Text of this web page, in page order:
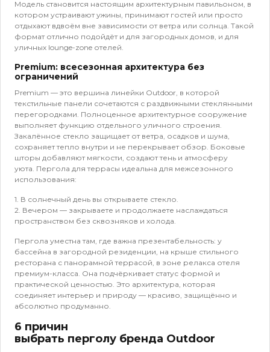
Модель становится настоящим архитектурным павильоном, в
котором устраивают ужины, принимают гостей или просто
отдыхают вдвоём вне зависимости от ветра или солнца. Такой
формат отлично подойдёт и для загородных домов, и для
уличных lounge-zone отелей.
Premium: всесезонная архитектура без
ограничений
Premium — это вершина линейки Outdoor, в которой
текстильные панели сочетаются с раздвижными стеклянными
перегородками. Полноценное архитектурное сооружение
выполняет функцию отдельного уличного строения.
Закалённое стекло защищает от ветра, осадков и шума,
сохраняет тепло внутри и не перекрывает обзор. Боковые
шторы добавляют мягкости, создают тень и атмосферу
уюта. Пергола для террасы идеальна для межсезонного
использования:
1. В солнечный день вы открываете стекло.
2. Вечером — закрываете и продолжаете наслаждаться
пространством без сквозняков и холода.
Пергола уместна там, где важна презентабельность: у
бассейна в загородной резиденции, на крыше стильного
ресторана с панорамной террасой, в зоне релакса отеля
премиум-класса. Она подчёркивает статус формой и
практической ценностью. Это архитектура, которая
соединяет интерьер и природу — красиво, защищённо и
абсолютно продуманно.
6 причин
выбрать перголу бренда Outdoor